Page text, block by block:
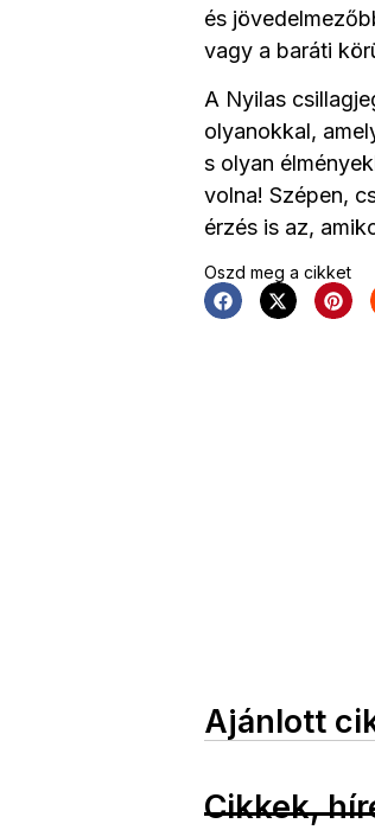
és
vagy a baráti
A Nyilas
olyanokkal,
s olyan
volna! Szépen,
érzés is az,
Oszd meg a cikket
Ajánlott
Cikkek,